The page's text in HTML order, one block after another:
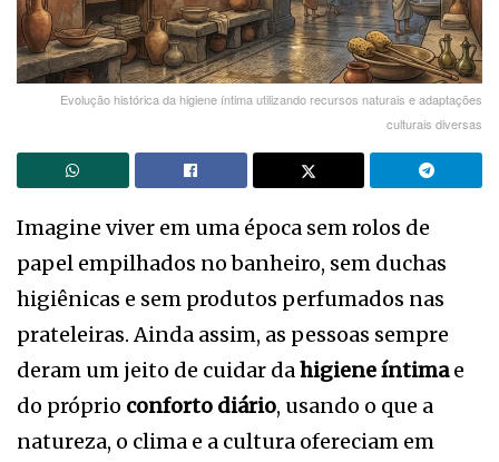
Evolução histórica da higiene íntima utilizando recursos naturais e adaptações
culturais diversas
Imagine viver em uma época sem rolos de
papel empilhados no banheiro, sem duchas
higiênicas e sem produtos perfumados nas
prateleiras. Ainda assim, as pessoas sempre
deram um jeito de cuidar dahigiene íntimae
do próprio conforto diário, usando o que a
natureza, o clima e a cultura ofereciam em